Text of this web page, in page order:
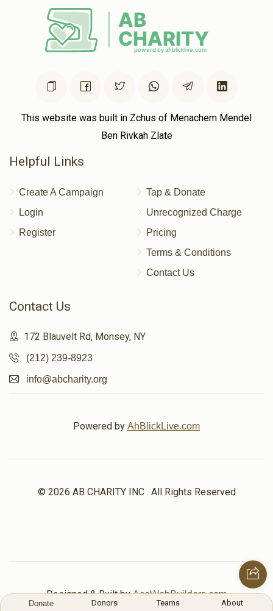
This website was built in Zchus of Menachem Mendel
Ben Rivkah Zlate
Helpful Links
Create A Campaign
Login
Register
Tap & Donate
Unrecognized Charge
Pricing
Terms & Conditions
Contact Us
Contact Us
172 Blauvelt Rd, Monsey, NY
(212) 239-8923
info@abcharity.org
Powered by AhBlickLive.com
© 2026 AB CHARITY INC . All Rights Reserved
Designed & Built byAceWebBuilders.com
Donate Donors Teams About